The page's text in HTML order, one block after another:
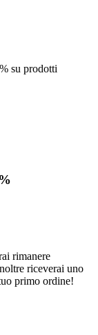
su prodotti
rimanere
riceverai uno
primo ordine!